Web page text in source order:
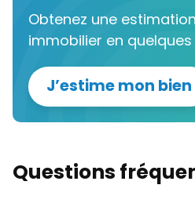
Obtenez une
immobilier en quelques
J’estime mon bien
Questions